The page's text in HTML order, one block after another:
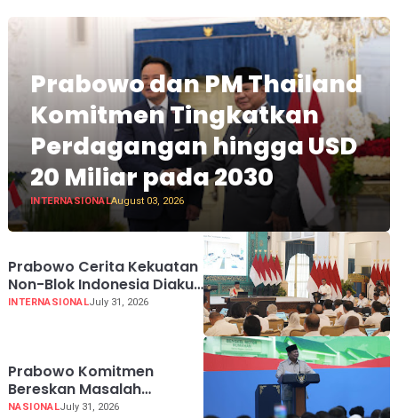
Prabowo dan PM Thailand
Komitmen Tingkatkan
Perdagangan hingga USD
20 Miliar pada 2030
INTERNASIONALAugust 03, 2026
Prabowo Cerita Kekuatan
Non-Blok Indonesia Diakui
Dunia
INTERNASIONALJuly 31, 2026
Prabowo Komitmen
Bereskan Masalah
Sampah demi Harga Diri
NASIONALJuly 31, 2026